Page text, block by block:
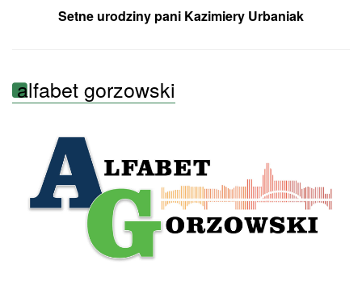
Setne urodziny pani Kazimiery Urbaniak
alfabet gorzowski